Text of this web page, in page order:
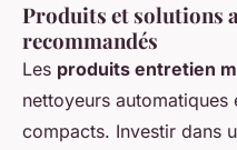
Produits et solutions
recommandés
Les produits entretien
nettoyeurs
compacts. Investir dans